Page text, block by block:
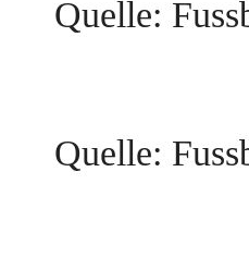
Quelle:
Quelle: